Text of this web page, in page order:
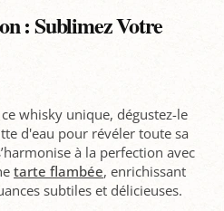
: Sublimez Votre
whisky unique, dégustez-le
d'eau pour révéler toute sa
à la perfection avec
tarte flambée, enrichissant
subtiles et délicieuses.